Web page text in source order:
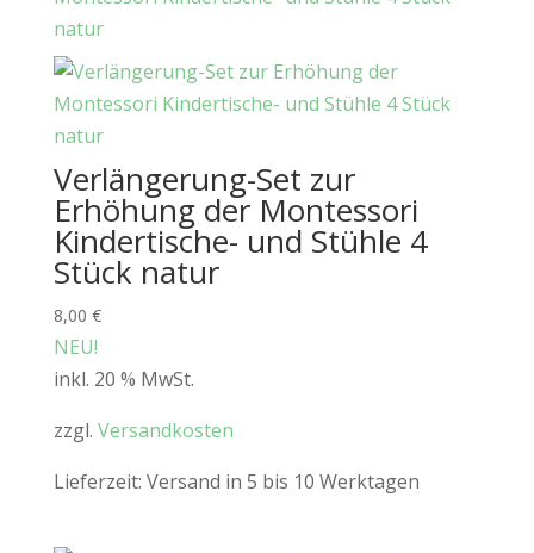
Verlängerung-Set zur
Erhöhung der Montessori
Kindertische- und Stühle 4
Stück natur
8,00 €
NEU!
inkl. 20 % MwSt.
zzgl. Versandkosten
Lieferzeit: Versand in 5 bis 10 Werktagen